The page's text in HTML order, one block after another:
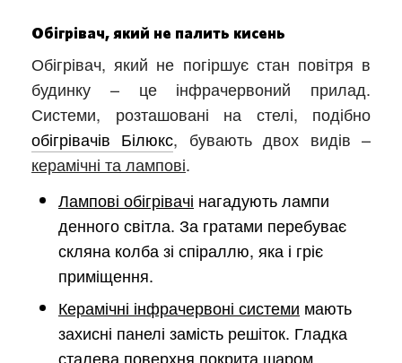
Обігрівач, який не палить кисень
Обігрівач, який не погіршує стан повітря в
будинку – це інфрачервоний прилад.
Системи, розташовані на стелі, подібно
обігрівачів Білюкс, бувають двох видів –
керамічні та лампові.
Лампові обігрівачі нагадують лампи
денного світла. За гратами перебуває
скляна колба зі спіраллю, яка і гріє
приміщення.
Керамічні інфрачервоні системи мають
захисні панелі замість решіток. Гладка
сталева поверхня покрита шаром